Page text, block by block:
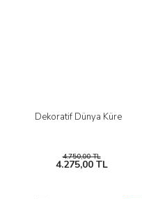
Dekoratif Dünya Küre
4.750,00 TL
4.275,00 TL